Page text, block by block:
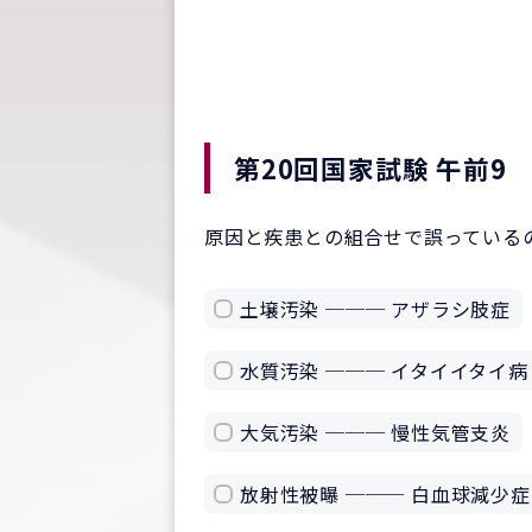
第20回国家試験 午前9
原因と疾患との組合せで誤っている
土壌汚染 ─── アザラシ肢症
水質汚染 ─── イタイイタイ病
大気汚染 ─── 慢性気管支炎
放射性被曝 ─── 白血球減少症